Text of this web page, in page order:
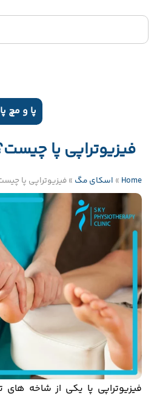
پا و مچ پا
فیزیوتراپی پا
Home
» اسکای مگ »فیزیوتراپی پا
فیزیوتراپی پا یکی از شاخه